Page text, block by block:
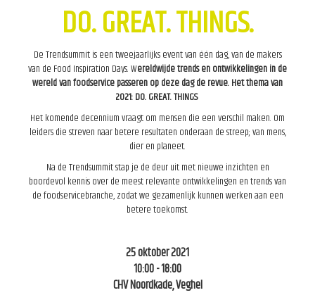
DO. GREAT. THINGS.
De Trendsummit is een tweejaarlijks event van één dag, van de makers
van de Food Inspiration Days. Wereldwijdetrends en ontwikkelingen in de
wereld van foodservice passeren op deze dag de revue.Het thema van
2021: DO. GREAT. THINGS
Het komende decennium vraagt om mensen die een verschil maken. Om
leiders die streven naar betere resultaten onderaan de streep; van mens,
dier en planeet.
Na de Trendsummit stap je de deur uit met nieuwe inzichten en
boordevol kennis over de meest relevante ontwikkelingen en trends van
de foodservicebranche, zodat we gezamenlijk kunnen werken aan een
betere toekomst.
25 oktober 2021
10:00 - 18:00
CHV Noordkade, Veghel